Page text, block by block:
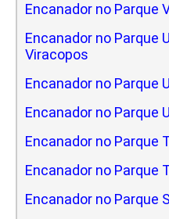
Encanador no Parque
Encanador no Parque
Viracopos
Encanador no Parque
Encanador no Parque
Encanador no Parque
Encanador no Parque
Encanador no Parque